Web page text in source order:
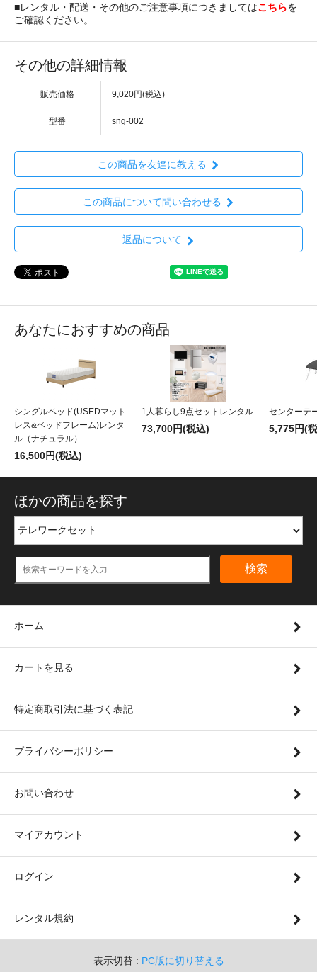
■レンタル・配送・その他のご注意事項につきましてはこちらを
ご確認ください。
その他の詳細情報
販売価格 9,020円(税込)
型番 sng-002
この商品を友達に教える
この商品について問い合わせる
返品について
あなたにおすすめの商品
シングルベッド(USEDマット
レス&ベッドフレーム)レンタ
ル（ナチュラル）
16,500円(税込)
1人暮らし9点セットレンタル
73,700円(税込)
センターテ
5,775円(
ほかの商品を探す
検索
ホーム
カートを見る
特定商取引法に基づく表記
プライバシーポリシー
お問い合わせ
マイアカウント
ログイン
レンタル規約
表示切替 : PC版に切り替える